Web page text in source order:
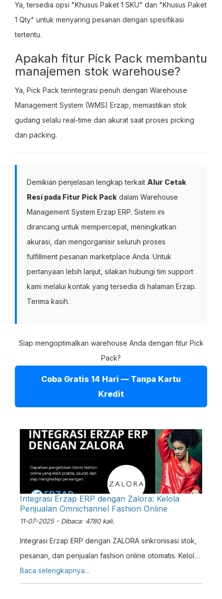
Ya, tersedia opsi "Khusus Paket 1 SKU" dan "Khusus Paket
1 Qty" untuk menyaring pesanan dengan spesifikasi
tertentu.
Apakah fitur Pick Pack membantu
manajemen stok warehouse?
Ya, Pick Pack terintegrasi penuh dengan Warehouse
Management System (WMS) Erzap, memastikan stok
gudang selalu real-time dan akurat saat proses picking
dan packing.
Demikian penjelasan lengkap terkait Alur Cetak
Resi pada Fitur Pick Pack dalam Warehouse
Management System Erzap ERP. Sistem ini
dirancang untuk mempercepat, meningkatkan
akurasi, dan mengorganisir seluruh proses
fulfillment pesanan marketplace Anda. Untuk
pertanyaan lebih lanjut, silakan hubungi tim support
kami melalui kontak yang tersedia di halaman Erzap.
Terima kasih.
Siap mengoptimalkan warehouse Anda dengan fitur Pick
Pack?
Coba Gratis 14 Hari — Tanpa Kartu
Kredit
Integrasi Erzap ERP dengan Zalora: Kelola
Penjualan Omnichannel Fashion Online
11-07-2025 - Dibaca: 4780 kali.
Integrasi Erzap ERP dengan ZALORA sinkronisasi stok,
pesanan, dan penjualan fashion online otomatis. Kelola
omnichannel zalora lebih efisien dalam satu sistem.
Baca selengkapnya...